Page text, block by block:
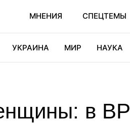
МНЕНИЯ СПЕЦТЕМЫ
УКРАИНА МИР НАУКА
в ВР